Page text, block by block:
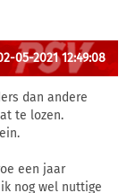
05-2021 12:49:08
dan andere
te lozen.
een jaar
nog wel nuttige